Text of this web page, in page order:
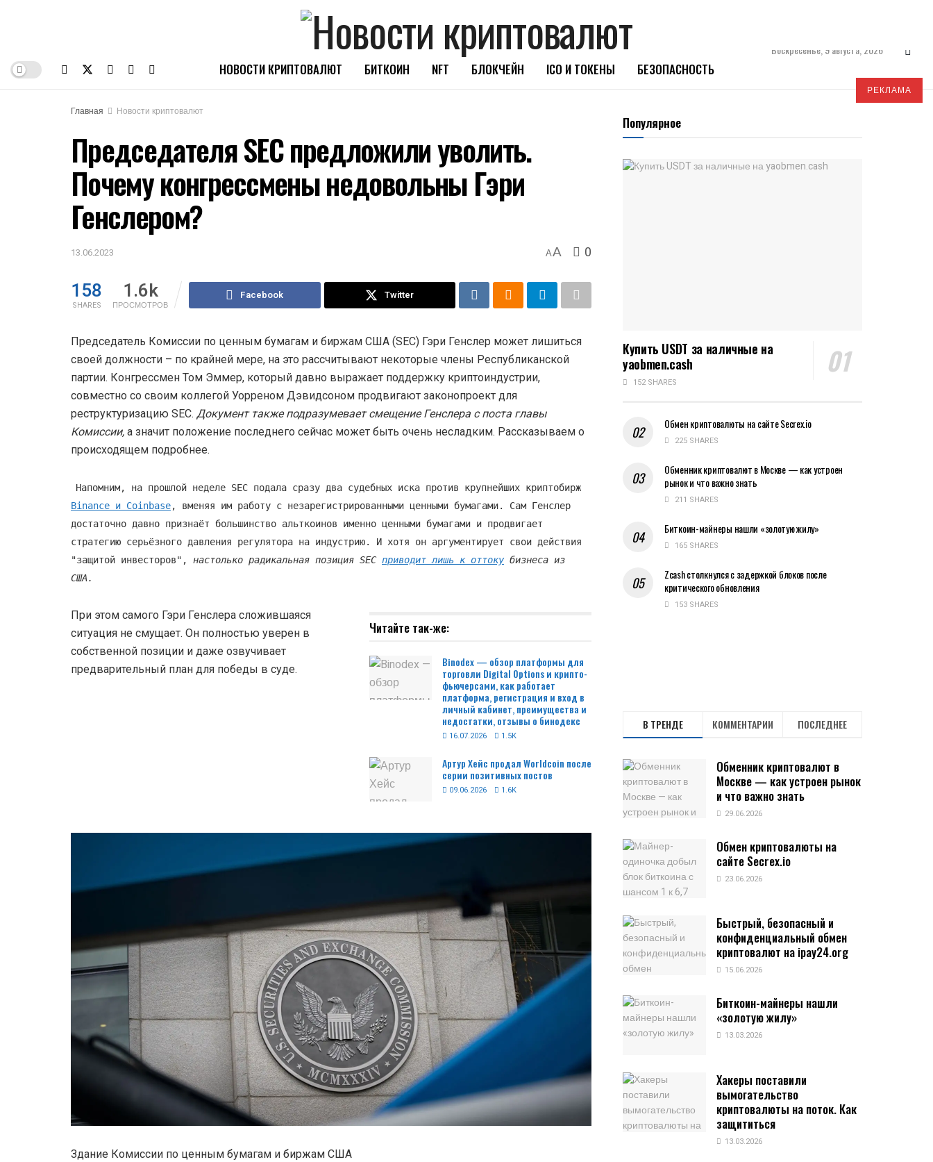
НОВОСТИ КРИПТОВАЛЮТ БИТКОИН NFT БЛОКЧЕЙН ICO И ТОКЕНЫ БЕЗОПАСНОСТЬ
Воскресенье, 9 августа, 2026
РЕКЛАМА
Главная
Новости криптовалют
Председателя SEC предложили уволить.
Почему конгрессмены недовольны Гэри
Генслером?
13.06.2023 AA 0
158
SHARES
1.6k
ПРОСМОТРОВ
Facebook Twitter
Председатель Комиссии по ценным бумагам и биржам США (SEC) Гэри Генслер может лишиться
своей должности – по крайней мере, на это рассчитывают некоторые члены Республиканской
партии. Конгрессмен Том Эммер, который давно выражает поддержку криптоиндустрии,
совместно со своим коллегой Уорреном Дэвидсоном продвигают законопроект для
реструктуризацию SEC. Документ также подразумевает смещение Генслера с поста главы
Комиссии, а значит положение последнего сейчас может быть очень несладким. Рассказываем о
происходящем подробнее.
Напомним, на прошлой неделе SEC подала сразу два судебных иска против крупнейших криптобирж
Binance и Coinbase, вменяя им работу с незарегистрированными ценными бумагами. Сам Генслер
достаточно давно признаёт большинство альткоинов именно ценными бумагами и продвигает
стратегию серьёзного давления регулятора на индустрию. И хотя он аргументирует свои действия
"защитой инвесторов", настолько радикальная позиция SEC приводит лишь к оттокубизнеса из
США.
Читайте так-же:
Binodex — обзор платформы для
торговли Digital Options и крипто-
фьючерсами, как работает
платформа, регистрация и вход в
личный кабинет, преимущества и
недостатки, отзывы о бинодекс
16.07.2026 1.5K
Артур Хейс продал Worldcoin после
серии позитивных постов
09.06.2026 1.6K
При этом самого Гэри Генслера сложившаяся
ситуация не смущает. Он полностью уверен в
собственной позиции и даже озвучивает
предварительный план для победы в суде.
Здание Комиссии по ценным бумагам и биржам США
Популярное
Купить USDT за наличные на
yaobmen.cash
152 SHARES
Обмен криптовалюты на сайте Secrex.io
225 SHARES
Обменник криптовалют в Москве — как устроен
рынок и что важно знать
211 SHARES
Биткоин-майнеры нашли «золотую жилу»
165 SHARES
Zcash столкнулся с задержкой блоков после
критического обновления
153 SHARES
В ТРЕНДЕ КОММЕНТАРИИ ПОСЛЕДНЕЕ
Обменник криптовалют в
Москве — как устроен рынок
и что важно знать
29.06.2026
Обмен криптовалюты на
сайте Secrex.io
23.06.2026
Быстрый, безопасный и
конфиденциальный обмен
криптовалют на ipay24.org
15.06.2026
Биткоин-майнеры нашли
«золотую жилу»
13.03.2026
Хакеры поставили
вымогательство
криптовалюты на поток. Как
защититься
13.03.2026